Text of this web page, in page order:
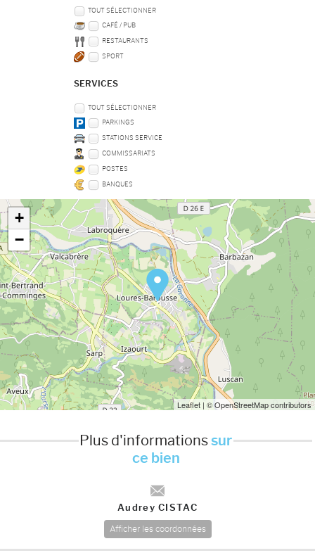
TOUT SÉLECTIONNER
CAFÉ / PUB
RESTAURANTS
SPORT
SERVICES
TOUT SÉLECTIONNER
PARKINGS
STATIONS SERVICE
COMMISSARIATS
POSTES
BANQUES
+
−
Leaflet | © OpenStreetMap contributors
Plus d'informationssur
ce bien
Audrey CISTAC
Afficher les coordonnées